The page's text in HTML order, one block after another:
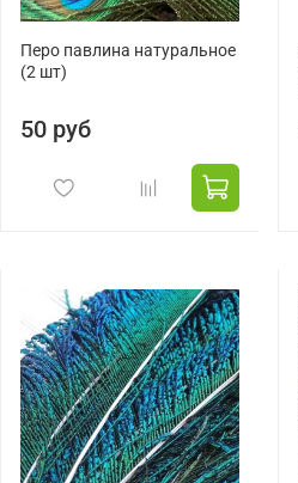
Перо павлина натуральное
(2 шт)
50 руб